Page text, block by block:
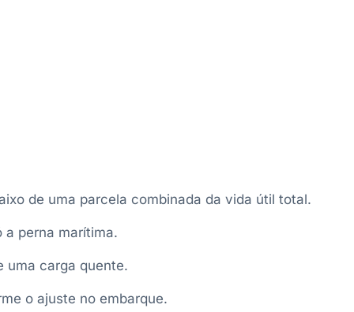
de uma parcela combinada da vida útil total.
perna marítima.
uma carga quente.
o ajuste no embarque.